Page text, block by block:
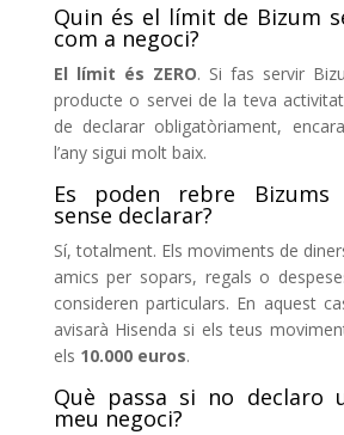
Quin és el límit de Bizum
com a negoci?
El límit és ZERO. Si fas servir
producte o servei de la teva activitat
de declarar obligatòriament,
l’any sigui molt baix.
Es poden rebre Bizums
sense declarar?
Sí, totalment. Els moviments de
amics per sopars, regals o
consideren particulars. En aquest
avisarà Hisenda si els teus
els 10.000 euros.
Què passa si no declaro
meu negoci?